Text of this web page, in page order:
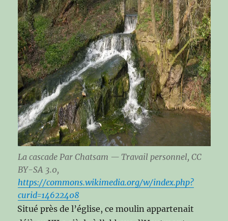
La cascade Par Chatsam — Travail personnel, CC
BY-SA 3.0,
https://commons.wikimedia.org/w/index.php?
curid=14622408
Situé près de l’église, ce moulin appartenait